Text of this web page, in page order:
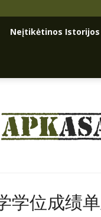
Neįtikėtinos Istorijos
学位成绩